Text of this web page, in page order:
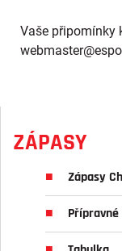
Vaše připomínky
webmaster
ZÁPASY
Zápasy